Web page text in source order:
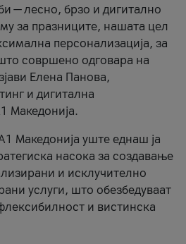
— лесно, брзо и дигитално
за празниците, нашата цел
персонализација, за
совршено одговара на
Елена Панова,
и дигитална
Македонија.
Македонија уште еднаш ја
насока за создавање
и исклучително
услуги, што обезбедуваат
и вистинска